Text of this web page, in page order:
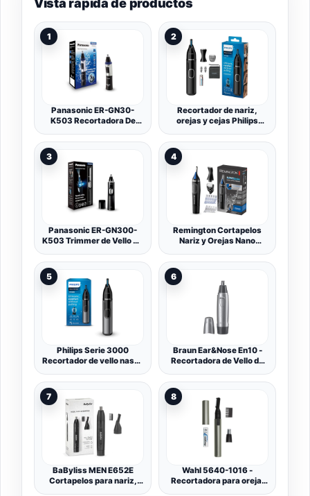
Vista rápida de productos
1
Panasonic ER-GN30-
K503 Recortadora De
Orejas, Húmedo/Seco,
Cuchilla Hipoalergénica
de Doble Filo, Sistema de
Limpieza Vortex,
Inalámbrico, Negro
2
Recortador de nariz,
orejas y cejas Philips
que funciona con pilas,
negro (paquete de 1),
Unisex adultos
3
Panasonic ER-GN300-
K503 Trimmer de Vello De
Afeitadora Eléctrica
Premium, Trimmer para
Vellos de la Nariz, Orejas y
Cejas, Resistente Al
Agua, Funciona con
Batería, Negro
4
Remington Cortapelos
Nariz y Orejas Nano
Nariz, Orejas, Cejas y
Vello Facial, Recortador
Vertical, 2 Peines,
Cortador Precisión con
Peine Ajustable,
NE3870
5
Philips Serie 3000
Recortador de vello nasal,
la nariz, las orejas y las
cejas con tecnología
PrecisionTrim (modelo
NT3650/16)
6
Braun Ear&Nose En10 -
Recortadora de Vello de
7
BaByliss MEN E652E
Cortapelos para nariz,
8
Wahl 5640-1016 -
Recortadora para oreja,